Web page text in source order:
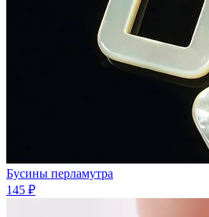
Бусины перламутра
145 ₽